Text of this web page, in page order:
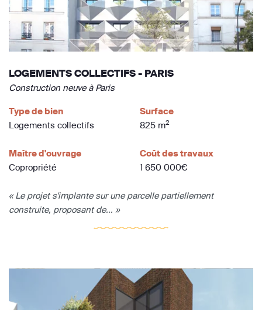
LOGEMENTS COLLECTIFS - PARIS
Construction neuve à Paris
Type de bien
Logements collectifs
Surface
825 m2
Maître d'ouvrage
Copropriété
Coût des travaux
1 650 000€
« Le projet s'implante sur une parcelle partiellement
construite, proposant de... »